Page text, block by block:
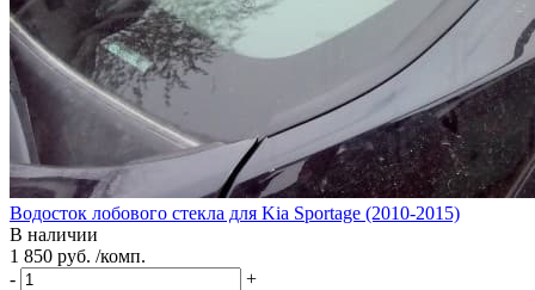
Водосток лобового стекла для Kia Sportage (2010-2015)
В наличии
1 850 руб. /комп.
-
+